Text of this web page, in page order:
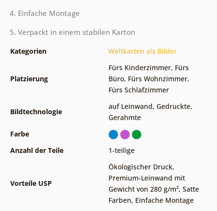
4. Einfache Montage
5. Verpackt in einem stabilen Karton
Kategorien Weltkarten als Bilder
Platzierung
Fürs Kinderzimmer, Fürs
Büro, Fürs Wohnzimmer,
Fürs Schlafzimmer
Bildtechnologie
auf Leinwand, Gedruckte,
Gerahmte
Farbe
Anzahl der Teile
1-teilige
Vorteile USP
Ökologischer Druck,
Premium-Leinwand mit
Gewicht von 280 g/m², Satte
Farben, Einfache Montage